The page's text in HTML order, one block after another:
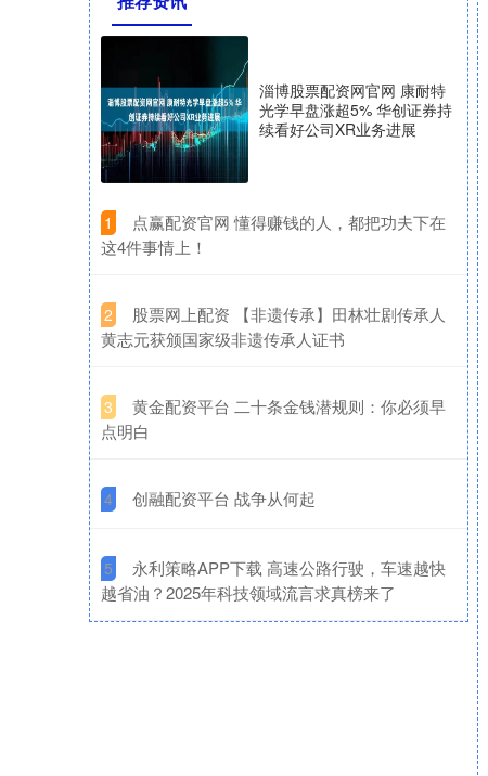
淄博股票配资网官网 康耐特
光学早盘涨超5% 华创证券持
续看好公司XR业务进展
1
​点赢配资官网 懂得赚钱的人，都把功夫下在
这4件事情上！
2
​股票网上配资 【非遗传承】田林壮剧传承人
黄志元获颁国家级非遗传承人证书
3
​黄金配资平台 二十条金钱潜规则：你必须早
点明白
4 ​创融配资平台 战争从何起
5
​永利策略APP下载 高速公路行驶，车速越快
越省油？2025年科技领域流言求真榜来了